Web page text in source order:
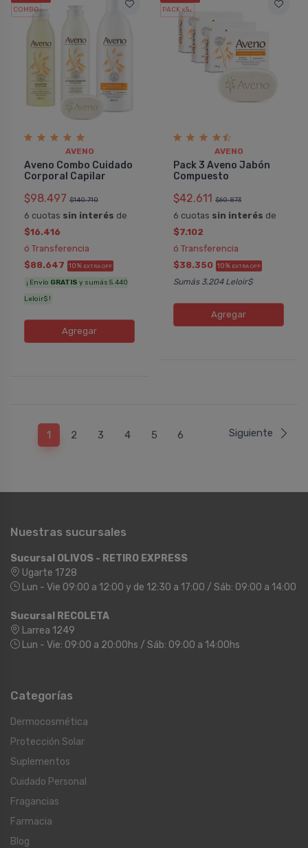
COMBO
AVENO
Aveno Combo Cuidado
Corporal Capilar
$98.497 $140.710
6 cuotas sin interés de
$16.416
ó Transferencia
$88.647 10% EXTRA OFF
¡ Envío GRATIS y sumás 5.440
Leloir$ !
Agregar
PACK x3u.
AVENO
Pack 3 Aveno Jabón
Compuesto
$42.611 $60.873
6 cuotas sin interés de
$7.102
ó Transferencia
$38.350 10% EXTRA OFF
Sumás 3.204 Leloir$
Agregar
1 2 3 4 5 6 Siguiente
Nuestras sucursales
Sucursal OLIVOS - RETIRO EXPRESS
Ugarte 1728
Lun - Vie 09:00 a 12:00 y de 12:30 a 17:00 / Sáb: 09:00 a 14:00
Sucursal RECOLETA
Larrea 1249
Lun - Vie: 09:00 a 20:00hs / Sáb: 09:00 a 14:00hs
Categorías
Dermocosmética
Protección Solar
Suplementos
Cuidado Personal
Fragancias
Farmacia
Blog